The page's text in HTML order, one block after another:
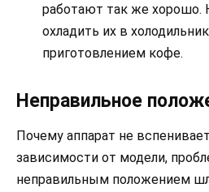
работают так же хорошо.
охладить их в
приготовлением кофе.
Неправильное
Почему аппарат не
зависимости от модели,
неправильным положением